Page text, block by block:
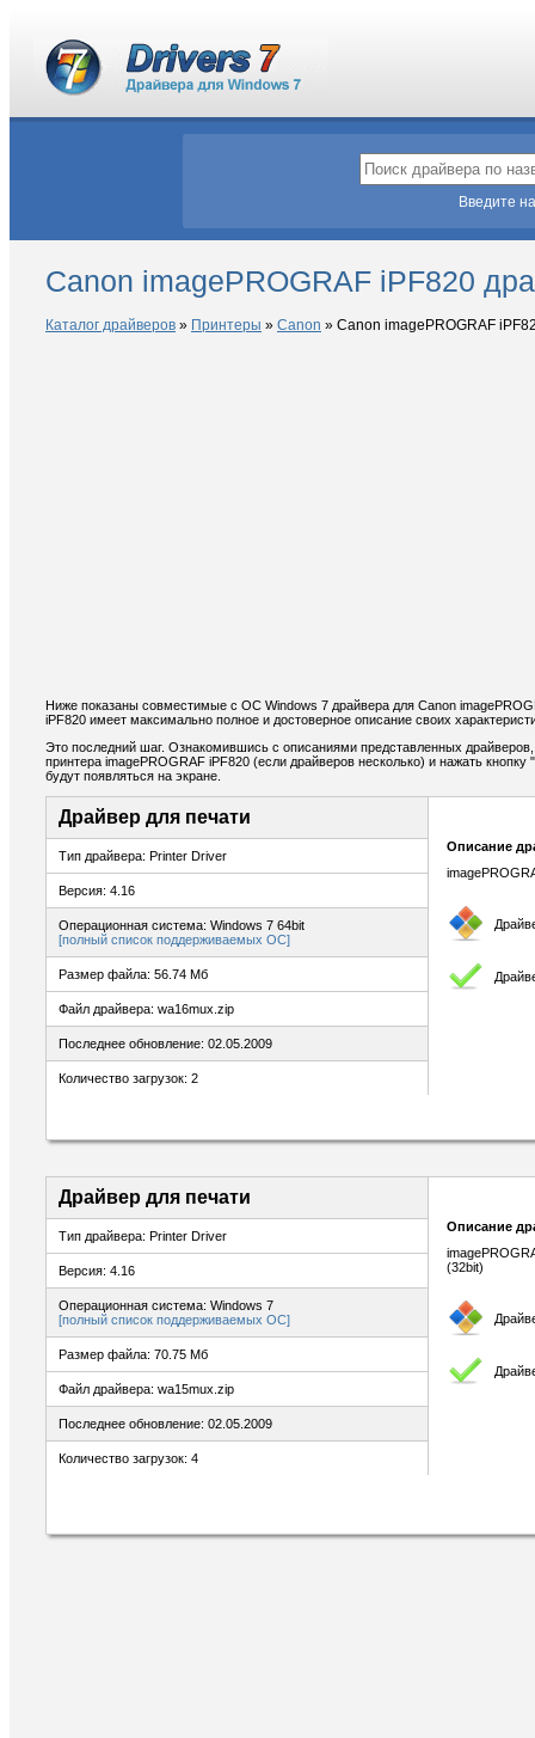
Введите
Canon imagePROGRAF iPF820
Каталог драйверов » Принтеры » Canon » Canon imagePROGRAF
Ниже показаны совместимые с ОС Windows 7 драйвера для Canon
iPF820 имеет максимально полное и достоверное описание своих
Это последний шаг. Ознакомившись с описаниями представленных
принтера imagePROGRAF iPF820 (если драйверов несколько) и нажать
будут появляться на экране.
Драйвер для печати
Тип драйвера: Printer Driver
Версия: 4.16
Операционная система: Windows 7 64bit
[полный список поддерживаемых ОС]
Размер файла: 56.74 Мб
Файл драйвера: wa16mux.zip
Последнее обновление: 02.05.2009
Количество загрузок: 2
Описание
Драйвер для печати
Тип драйвера: Printer Driver
Версия: 4.16
Операционная система: Windows 7
[полный список поддерживаемых ОС]
Размер файла: 70.75 Мб
Файл драйвера: wa15mux.zip
Последнее обновление: 02.05.2009
Количество загрузок: 4
Описание
(32bit)